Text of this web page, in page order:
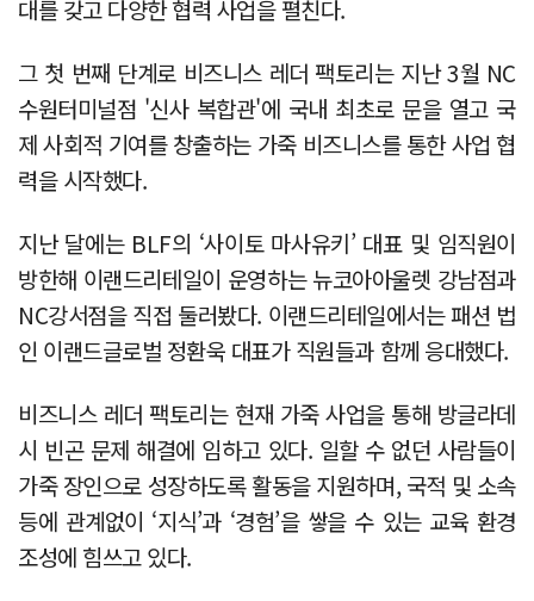
대를 갖고 다양한 협력 사업을 펼친다.
그 첫 번째 단계로 비즈니스 레더 팩토리는 지난 3월 NC
수원터미널점 '신사 복합관'에 국내 최초로 문을 열고 국
제 사회적 기여를 창출하는 가죽 비즈니스를 통한 사업 협
력을 시작했다.
지난 달에는 BLF의 ‘사이토 마사유키’ 대표 및 임직원이
방한해 이랜드리테일이 운영하는 뉴코아아울렛 강남점과
NC강서점을 직접 둘러봤다. 이랜드리테일에서는 패션 법
인 이랜드글로벌 정환욱 대표가 직원들과 함께 응대했다.
비즈니스 레더 팩토리는 현재 가죽 사업을 통해 방글라데
시 빈곤 문제 해결에 임하고 있다. 일할 수 없던 사람들이
가죽 장인으로 성장하도록 활동을 지원하며, 국적 및 소속
등에 관계없이 ‘지식’과 ‘경험’을 쌓을 수 있는 교육 환경
조성에 힘쓰고 있다.